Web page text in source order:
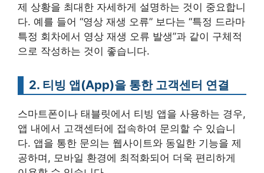
제 상황을 최대한 자세하게 설명하는 것이 중요합니
다. 예를 들어 “영상 재생 오류” 보다는 “특정 드라마
특정 회차에서 영상 재생 오류 발생”과 같이 구체적
으로 작성하는 것이 좋습니다.
2. 티빙 앱(App)을 통한 고객센터 연결
스마트폰이나 태블릿에서 티빙 앱을 사용하는 경우,
앱 내에서 고객센터에 접속하여 문의할 수 있습니
다. 앱을 통한 문의는 웹사이트와 동일한 기능을 제
공하며, 모바일 환경에 최적화되어 더욱 편리하게